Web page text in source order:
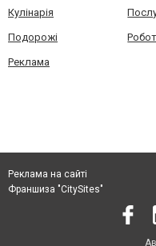
Кулінарія
Подорожі
Реклама
Реклама на сайті
Франшиза "CitySites"